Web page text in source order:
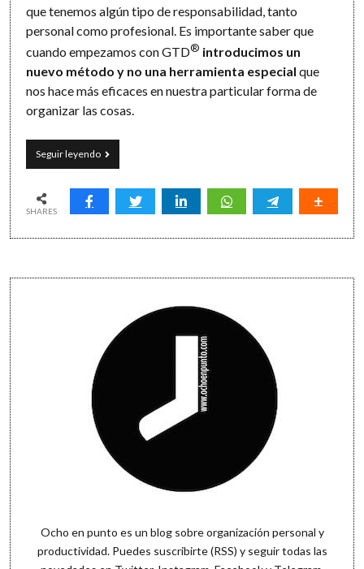
que tenemos algún tipo de responsabilidad, tanto
personal como profesional. Es importante saber que
cuando empezamos con GTD® introducimos un
nuevo método y no una herramienta especial que
nos hace más eficaces en nuestra particular forma de
organizar las cosas.
Seguir leyendoGTD:
subirse
primera
SHARES
Sidebar
Ocho en punto es un blog sobre organización personal y
productividad. Puedes suscribirte (RSS) y seguir todas las